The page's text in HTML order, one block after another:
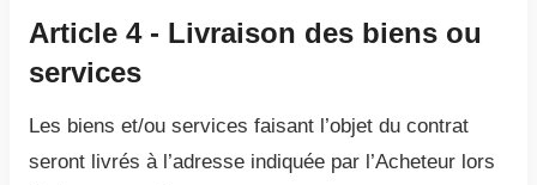
Article 4 - Livraison des biens ou
services
Les biens et/ou services faisant l’objet du contrat
seront livrés à l’adresse indiquée par l’Acheteur lors